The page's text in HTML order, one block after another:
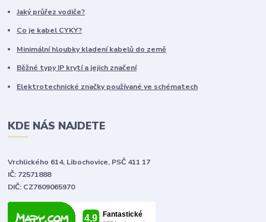
Jaký průřez vodiče?
Co je kabel CYKY?
Minimální hloubky kladení kabelů do země
Běžné typy IP krytí a jejich značení
Elektrotechnické značky používané ve schématech
KDE NÁS NAJDETE
Vrchlického 614, Libochovice, PSČ 411 17
IČ: 72571888
DIČ: CZ7609065970